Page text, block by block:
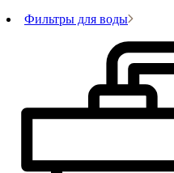
Фильтры для воды